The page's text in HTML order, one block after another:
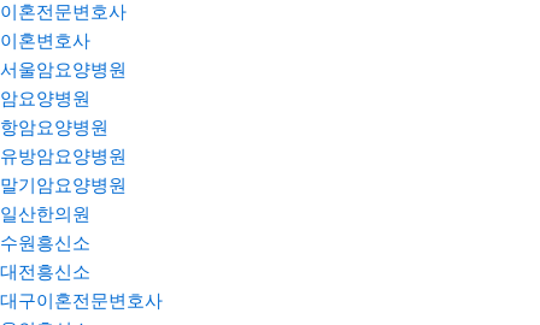
이혼전문변호사
이혼변호사
서울암요양병원
암요양병원
항암요양병원
유방암요양병원
말기암요양병원
일산한의원
수원흥신소
대전흥신소
대구이혼전문변호사